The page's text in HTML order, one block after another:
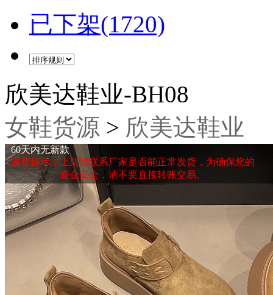
已下架(1720)
欣美达鞋业-BH08
女鞋货源 > 欣美达鞋业
60天内无新款
温馨提示：上架请联系厂家是否能正常发货，为确保您的
资金安全，请不要直接转账交易。